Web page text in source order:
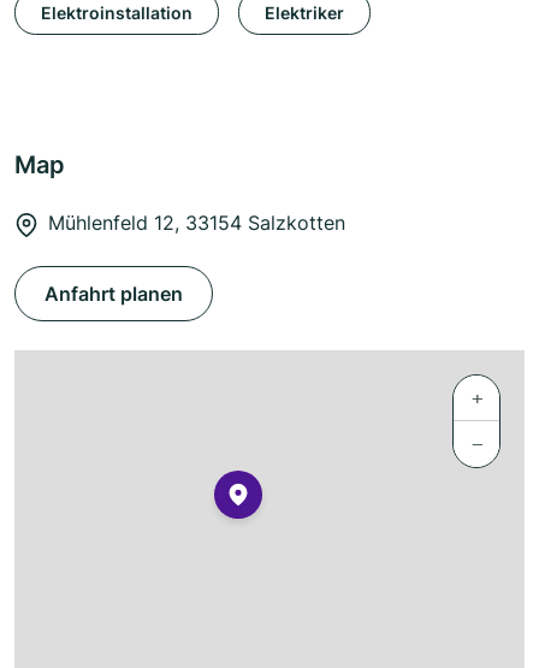
Elektroinstallation Elektriker
Map
Mühlenfeld 12, 33154 Salzkotten
Anfahrt planen
+
−